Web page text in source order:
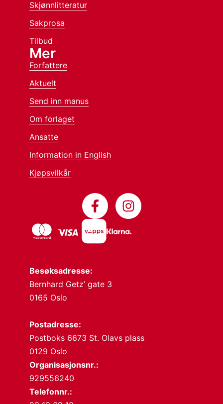
Besøksadresse:
Bernhard Getz’ gate 3
0165 Oslo
Postadresse:
Postboks 6673 St. Olavs plass
0129 Oslo
Organisasjonsnr.:
929556240
Telefonnr.:
Skjønnlitteratur
Sakprosa
Tilbud
Mer
Forfattere
Aktuelt
Send inn manus
Om forlaget
Ansatte
Information in English
Kjøpsvilkår